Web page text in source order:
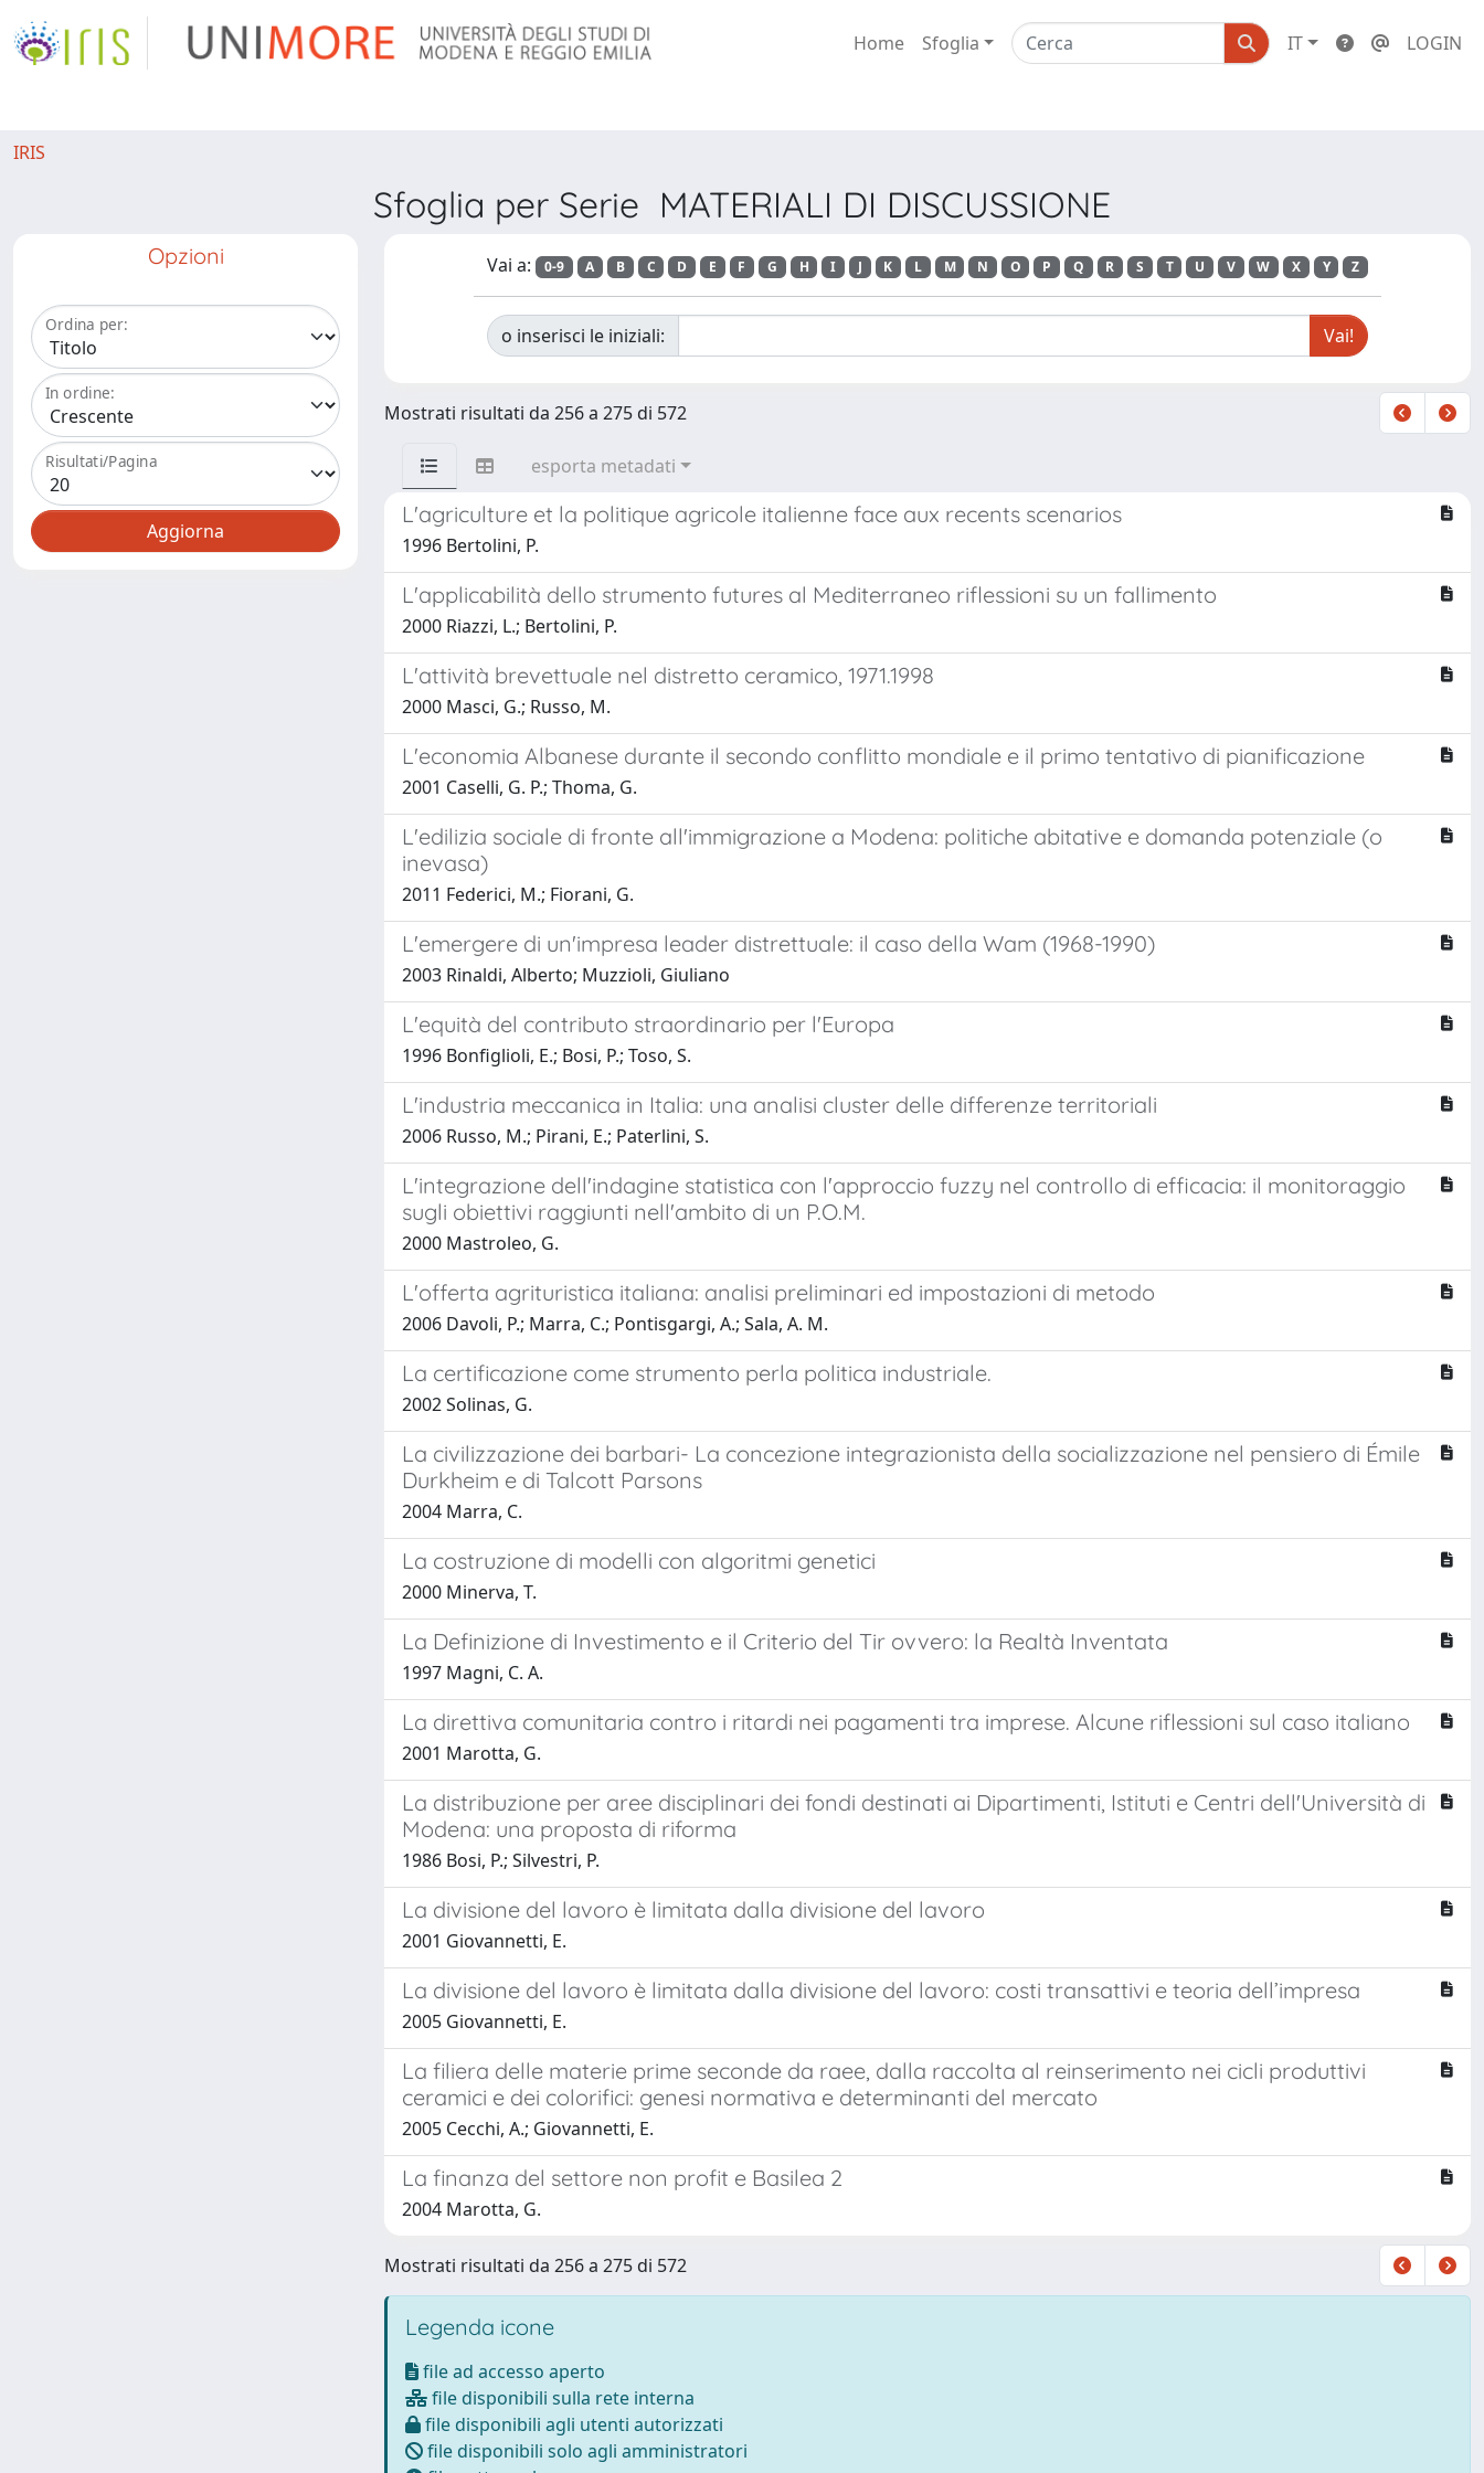
Home Sfoglia IT LOGIN
IRIS
Sfoglia per Serie MATERIALI DI DISCUSSIONE
Opzioni
Ordina per:
In ordine:
Risultati/Pagina
Vai a: 0-9 A B C D E F G H I J K L M N O P Q R S T U V W X Y Z
o inserisci le iniziali:
Mostrati risultati da 256 a 275 di 572
esporta metadati
L'agriculture et la politique agricole italienne face aux recents scenarios
1996 Bertolini, P.
L'applicabilità dello strumento futures al Mediterraneo riflessioni su un fallimento
2000 Riazzi, L.; Bertolini, P.
L'attività brevettuale nel distretto ceramico, 1971.1998
2000 Masci, G.; Russo, M.
L'economia Albanese durante il secondo conflitto mondiale e il primo tentativo di pianificazione
2001 Caselli, G. P.; Thoma, G.
L'edilizia sociale di fronte all'immigrazione a Modena: politiche abitative e domanda potenziale (o
inevasa)
2011 Federici, M.; Fiorani, G.
L'emergere di un'impresa leader distrettuale: il caso della Wam (1968-1990)
2003 Rinaldi, Alberto; Muzzioli, Giuliano
L'equità del contributo straordinario per l'Europa
1996 Bonfiglioli, E.; Bosi, P.; Toso, S.
L'industria meccanica in Italia: una analisi cluster delle differenze territoriali
2006 Russo, M.; Pirani, E.; Paterlini, S.
L'integrazione dell'indagine statistica con l'approccio fuzzy nel controllo di efficacia: il monitoraggio
sugli obiettivi raggiunti nell'ambito di un P.O.M.
2000 Mastroleo, G.
L'offerta agrituristica italiana: analisi preliminari ed impostazioni di metodo
2006 Davoli, P.; Marra, C.; Pontisgargi, A.; Sala, A. M.
La certificazione come strumento perla politica industriale.
2002 Solinas, G.
La civilizzazione dei barbari- La concezione integrazionista della socializzazione nel pensiero di Émile
Durkheim e di Talcott Parsons
2004 Marra, C.
La costruzione di modelli con algoritmi genetici
2000 Minerva, T.
La Definizione di Investimento e il Criterio del Tir ovvero: la Realtà Inventata
1997 Magni, C. A.
La direttiva comunitaria contro i ritardi nei pagamenti tra imprese. Alcune riflessioni sul caso italiano
2001 Marotta, G.
La distribuzione per aree disciplinari dei fondi destinati ai Dipartimenti, Istituti e Centri dell'Università di
Modena: una proposta di riforma
1986 Bosi, P.; Silvestri, P.
La divisione del lavoro è limitata dalla divisione del lavoro
2001 Giovannetti, E.
La divisione del lavoro è limitata dalla divisione del lavoro: costi transattivi e teoria dell’impresa
2005 Giovannetti, E.
La filiera delle materie prime seconde da raee, dalla raccolta al reinserimento nei cicli produttivi
ceramici e dei colorifici: genesi normativa e determinanti del mercato
2005 Cecchi, A.; Giovannetti, E.
La finanza del settore non profit e Basilea 2
2004 Marotta, G.
Mostrati risultati da 256 a 275 di 572
Legenda icone
file ad accesso aperto
file disponibili sulla rete interna
file disponibili agli utenti autorizzati
file disponibili solo agli amministratori